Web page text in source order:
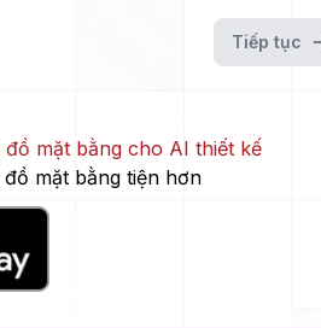
Tiếp tục
đồ mặt bằng cho AI thiết kế
mặt bằng tiện hơn